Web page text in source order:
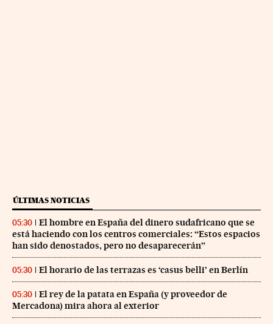
ÚLTIMAS NOTICIAS
05:30
El hombre en España del dinero sudafricano que se
está haciendo con los centros comerciales: “Estos espacios
han sido denostados, pero no desaparecerán”
05:30 El horario de las terrazas es ‘casus belli’ en Berlín
05:30
El rey de la patata en España (y proveedor de
Mercadona) mira ahora al exterior